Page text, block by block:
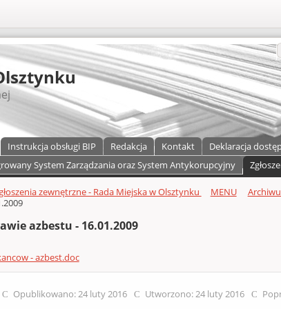
Instrukcja obsługi BIP Redakcja Kontakt Deklaracja
System Zarządzania oraz System Antykorupcyjny
zewnętrzne - Rada Miejska w Olsztynku MENU
azbestu - 16.01.2009
- azbest.doc
Opublikowano: 24 luty 2016 Utworzono: 24 luty 2016